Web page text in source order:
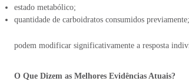
estado metabólico;
quantidade de carboidratos consumidos previamente;
podem modificar significativamente a resposta
O Que Dizem as Melhores Evidências Atuais?